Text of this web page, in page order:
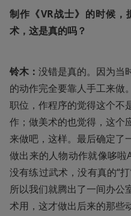
制作《VR战士》的时候
术，这是真的吗？
铃木：没错是真的。因为当
的动作完全要靠人手工来做
职位，作程序的觉得这个不
作；做美术的也觉得，这个
来做吧，这样。最后确定了
做出来的人物动作就像哆
没有练过武术，没有真的“
所以我们就腾出了一间办公
术用，这才做出后来的那些